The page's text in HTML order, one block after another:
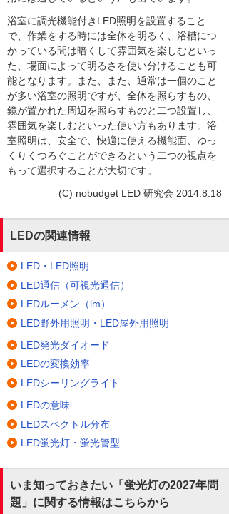
浴室に調光機能付きLED照明を設置すること
で、作業をする時には全体を明るく、浴槽につ
かっている間は暗くして雰囲気を楽しむといっ
た、場面によって明るさを使い分けることも可
能となります。また、また、通常は一個のこと
が多い浴室の照明ですが、全体を照らすもの、
鏡が置かれた周辺を照らすものと二つ設置し、
雰囲気を楽しむといった使い方もあります。浴
室照明は、安全で、快適に使える機能面、ゆっ
くりくつろぐことができるという二つの視点を
もって選択することが大切です。
(C) nobudget LED 研究会 2014.8.18
LEDの関連情報
LED・LED照明
LED通信（可視光通信）
LEDルーメン（lm）
LED野外用照明・LED屋外用照明
LED発光ダイオード
LEDの変換効率
LEDシーリングライト
LEDの意味
LEDスペクトル分布
LED蛍光灯・蛍光管型
いま知っておきたい「蛍光灯の2027年問
題」に関する情報はこちらから